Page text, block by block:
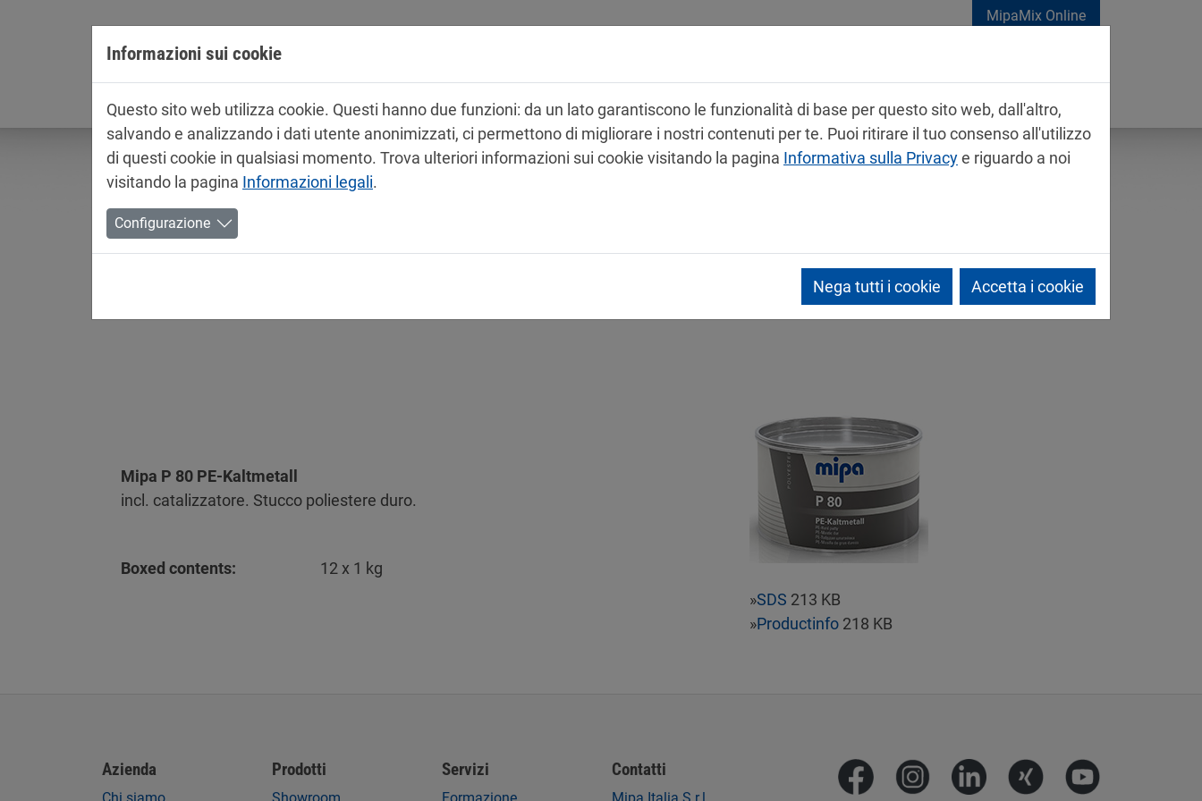
MipaMix Online
Azienda Prodotti Servizi Contatti
Mipa P 80 PE-Kaltmetall
incl. catalizzatore. Stucco poliestere duro.
Boxed contents:
12 x 1 kg
»SDS 213 KB
»Productinfo 218 KB
Azienda Prodotti Servizi Contatti
Informazioni sui cookie
Questo sito web utilizza cookie. Questi hanno due funzioni: da un lato garantiscono le funzionalità di base per questo sito web, dall'altro,
salvando e analizzando i dati utente anonimizzati, ci permettono di migliorare i nostri contenuti per te. Puoi ritirare il tuo consenso all'utilizzo
di questi cookie in qualsiasi momento. Trova ulteriori informazioni sui cookie visitando la pagina Informativa sulla Privacye riguardo a noi
visitando la pagina Informazioni legali.
Configurazione
Nega tutti i cookie Accetta i cookie